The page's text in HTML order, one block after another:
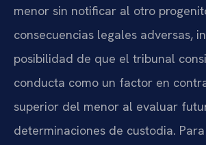
menor sin notificar al otro
consecuencias legales adversas,
posibilidad de que el tribunal
conducta como un factor en
superior del menor al evaluar
determinaciones de custodia.